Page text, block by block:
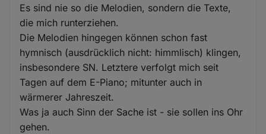
Es sind nie so die Melodien, sondern die Texte,
die mich runterziehen.
Die Melodien hingegen können schon fast
hymnisch (ausdrücklich nicht: himmlisch) klingen,
insbesondere SN. Letztere verfolgt mich seit
Tagen auf dem E-Piano; mitunter auch in
wärmerer Jahreszeit.
Was ja auch Sinn der Sache ist - sie sollen ins Ohr
gehen.